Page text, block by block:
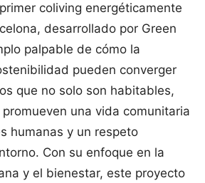
coliving energéticamente
desarrollado por Green
palpable de cómo la
pueden converger
que no solo son habitables,
una vida comunitaria
humanas y un respeto
Con su enfoque en la
y el bienestar, este proyecto